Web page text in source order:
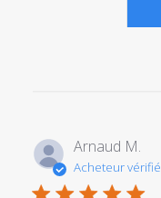
Arnaud M.
Acheteur vérifié